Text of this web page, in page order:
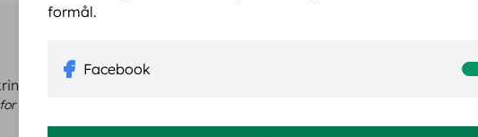
at modtage tilskud fra den offentlige sygesikring eller fra Sygeforsikringen
formål.
Facebook